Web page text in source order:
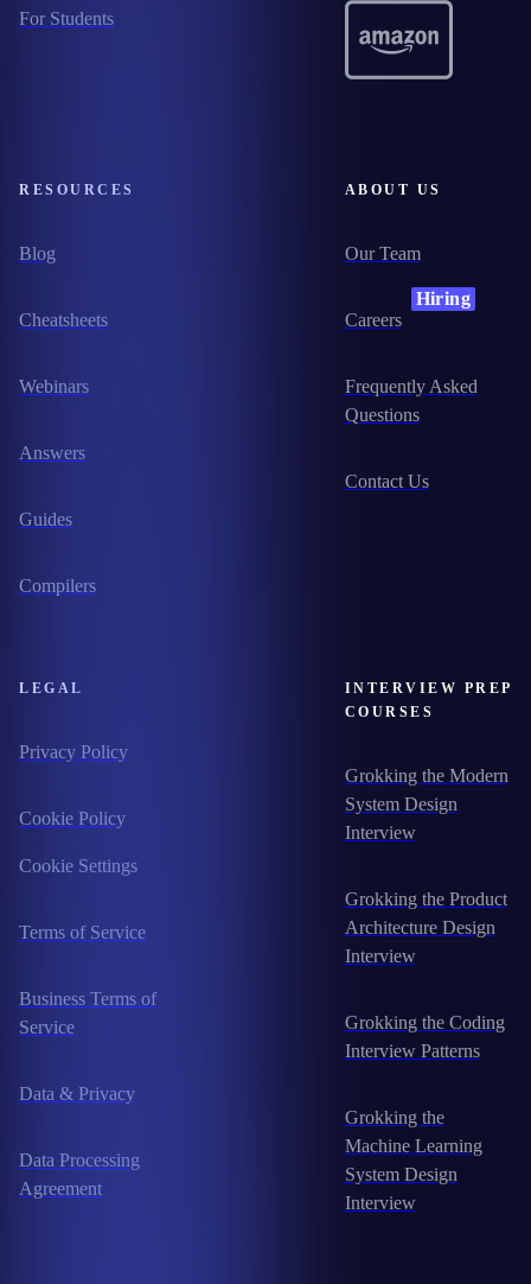
For Students
RESOURCES
Blog
Cheatsheets
Webinars
Answers
Guides
Compilers
ABOUT US
Our Team
Careers
Hiring
Frequently Asked
Questions
Contact Us
LEGAL
Privacy Policy
Cookie Policy
Cookie Settings
Terms of Service
Business Terms of
Service
Data & Privacy
Data Processing
Agreement
INTERVIEW PREP
COURSES
Grokking the Modern
System Design
Interview
Grokking the Product
Architecture Design
Interview
Grokking the Coding
Interview Patterns
Grokking the
Machine Learning
System Design
Interview